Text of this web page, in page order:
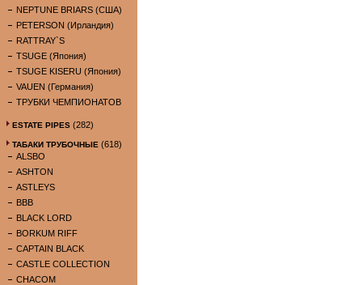
NEPTUNE BRIARS (США)
PETERSON (Ирландия)
RATTRAY`S
TSUGE (Япония)
TSUGE KISERU (Япония)
VAUEN (Германия)
ТРУБКИ ЧЕМПИОНАТОВ
ESTATE PIPES (282)
ТАБАКИ ТРУБОЧНЫЕ (618)
ALSBO
ASHTON
ASTLEYS
BBB
BLACK LORD
BORKUM RIFF
CAPTAIN BLACK
CASTLE COLLECTION
CHACOM